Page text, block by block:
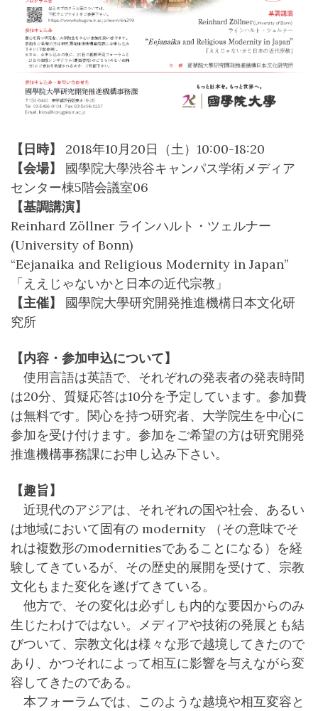
【日時】
2018年10月20日（土）10:00-18:20
【会場】
國學院大學渋谷キャンパス学術メディア
センター棟5階会議室06
【基調講演】
Reinhard Zöllner ラインハルト・ツェルナー
(University of Bonn)
“Eejanaika and Religious Modernity in Japan”
「ええじゃないかと日本の近代宗教」
【主催】
國學院大學研究開発推進機構日本文化研
究所
【内容・参加申込について】
使用言語は英語で、それぞれの発表者の発表時間
は20分、質疑応答は10分を予定しています。参加費
は無料です。関心を持つ研究者、大学院生を中心に
参加を受け付けます。参加をご希望の方は研究開発
推進機構事務課にお申し込み下さい。
【趣旨】
近現代のアジアは、それぞれの国や社会、あるい
は地域において固有の modernity （その意味でそ
れは複数形のmodernitiesであることになる）を経
験してきているが、その歴史的展開を受けて、宗教
文化もまた変化を遂げてきている。
他方で、その変化は必ずしも内的な要因からのみ
生じたわけではない。メディアや技術の発展とも結
びついて、宗教文化は様々な形で越境してきたので
あり、かつそれによって相互に影響を与えながら変
容してきたのである。
本フォーラムでは、このような越境や相互変容と